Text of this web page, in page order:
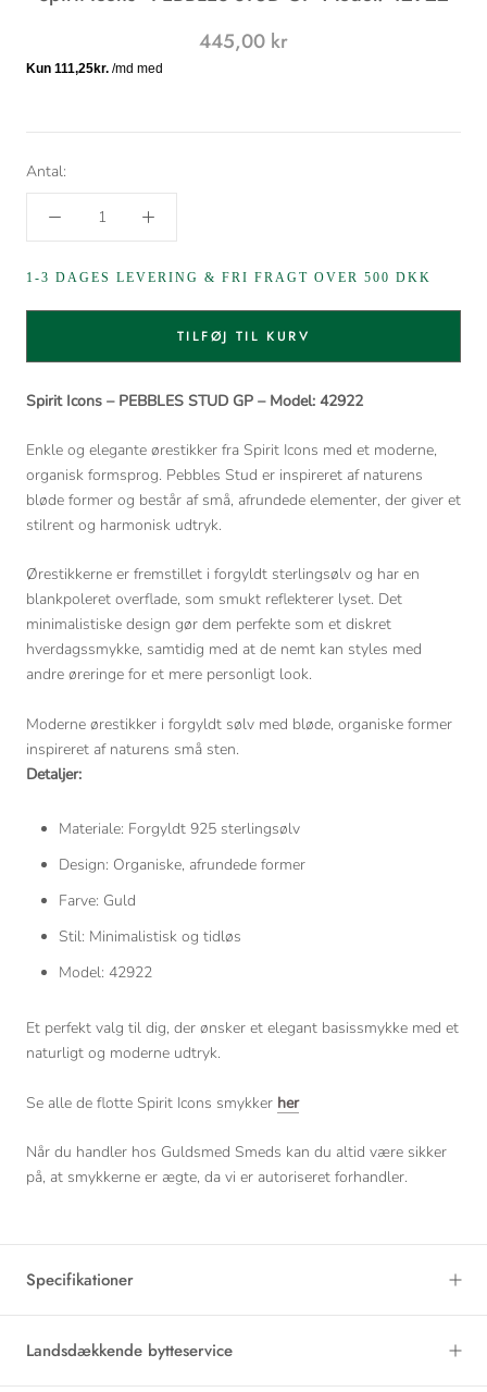
445,00 kr
Antal:
1-3 DAGES LEVERING & FRI FRAGT OVER 500 DKK
TILFØJ TIL KURV
Spirit Icons – PEBBLES STUD GP – Model: 42922
Enkle og elegante ørestikker fra Spirit Icons med et moderne,
organisk formsprog. Pebbles Stud er inspireret af naturens
bløde former og består af små, afrundede elementer, der giver et
stilrent og harmonisk udtryk.
Ørestikkerne er fremstillet i forgyldt sterlingsølv og har en
blankpoleret overflade, som smukt reflekterer lyset. Det
minimalistiske design gør dem perfekte som et diskret
hverdags­smykke, samtidig med at de nemt kan styles med
andre øreringe for et mere personligt look.
Moderne ørestikker i forgyldt sølv med bløde, organiske former
inspireret af naturens små sten.
Detaljer:
Materiale: Forgyldt 925 sterlingsølv
Design: Organiske, afrundede former
Farve: Guld
Stil: Minimalistisk og tidløs
Model: 42922
Et perfekt valg til dig, der ønsker et elegant basissmykke med et
naturligt og moderne udtryk.
Se alle de flotte Spirit Icons smykker her
Når du handler hos Guldsmed Smeds kan du altid være sikker
på, at smykkerne er ægte, da vi er autoriseret forhandler.
Specifikationer
Landsdækkende bytteservice